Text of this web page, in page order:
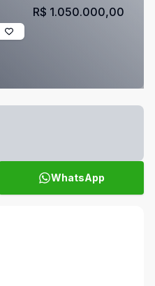
R$ 1.050.000,00
WhatsApp